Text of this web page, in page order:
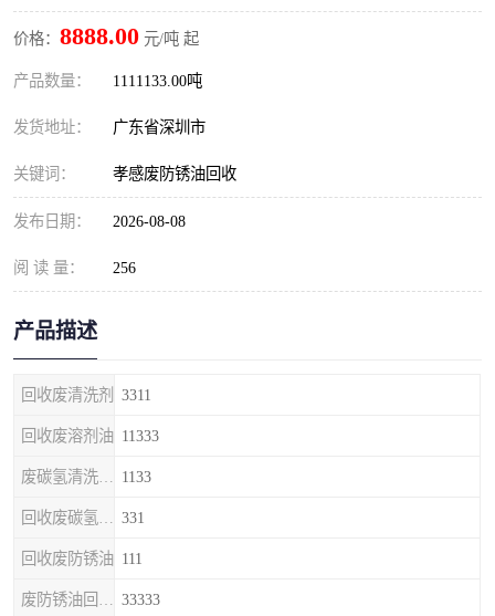
价格： 8888.00 元/吨 起
产品数量： 1111133.00吨
发货地址： 广东省深圳市
关键词： 孝感废防锈油回收
发布日期： 2026-08-08
阅 读 量： 256
产品描述
回收废清洗剂 3311
回收废溶剂油 11333
1133
331
回收废防锈油 111
33333